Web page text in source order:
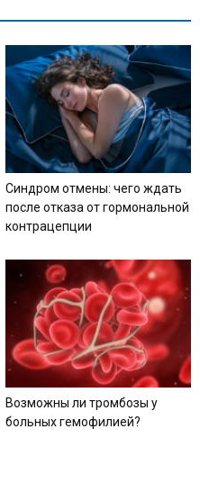
Синдром отмены: чего ждать
после отказа от гормональной
контрацепции
Возможны ли тромбозы у
больных гемофилией?